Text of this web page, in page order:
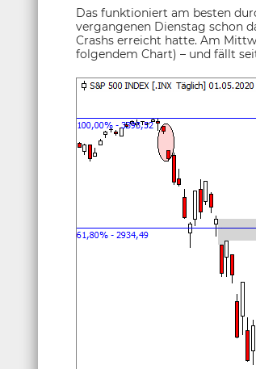
Das funktioniert am besten
vergangenen Dienstag schon
Crashs erreicht hatte. Am
folgendem Chart) – und fällt